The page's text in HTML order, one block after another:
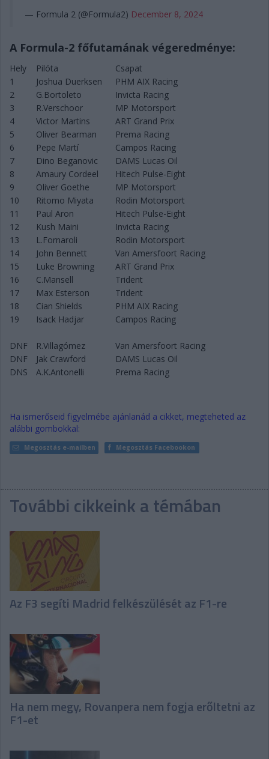
— Formula 2 (@Formula2) December 8, 2024
A Formula-2 főfutamának végeredménye:
Hely Pilóta
Csapat
1
Joshua Duerksen
PHM AIX Racing
2
G.Bortoleto
Invicta Racing
3
R.Verschoor
MP Motorsport
4
Victor Martins
ART Grand Prix
5
Oliver Bearman
Prema Racing
6
Pepe Martí
Campos Racing
7
Dino Beganovic
DAMS Lucas Oil
8
Amaury Cordeel
Hitech Pulse-Eight
9
Oliver Goethe
MP Motorsport
10
Ritomo Miyata
Rodin Motorsport
11
Paul Aron
Hitech Pulse-Eight
12
Kush Maini
Invicta Racing
13
L.Fornaroli
Rodin Motorsport
14
John Bennett
Van Amersfoort Racing
15
Luke Browning
ART Grand Prix
16
C.Mansell
Trident
17
Max Esterson
Trident
18
Cian Shields
PHM AIX Racing
19
Isack Hadjar Campos Racing
DNF R.Villagómez
Van Amersfoort Racing
DNF
Jak Crawford
DAMS Lucas Oil
DNS
A.K.Antonelli Prema Racing
Ha ismerőseid figyelmébe ajánlanád a cikket, megteheted az
alábbi gombokkal:
Megosztás e-mailben Megosztás Facebookon
További cikkeink a témában
Az F3 segíti Madrid felkészülését az F1-re
Ha nem megy, Rovanpera nem fogja erőltetni az
F1-et